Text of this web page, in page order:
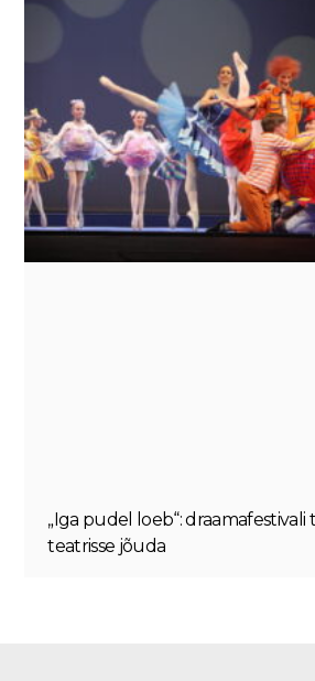
„Iga pudel loeb“: draamafestivali
teatrisse jõuda